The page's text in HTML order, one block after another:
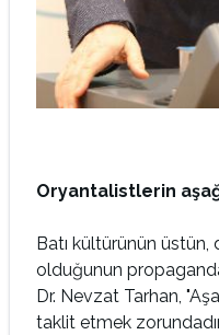
Oryantalistlerin
Batı kültürünün üstün,
olduğunun
Dr. Nevzat Tarhan,
taklit etmek